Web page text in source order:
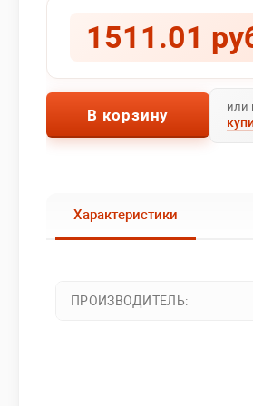
1511.01
В корзину или
Характеристики
ПРОИЗВОДИТЕЛЬ: